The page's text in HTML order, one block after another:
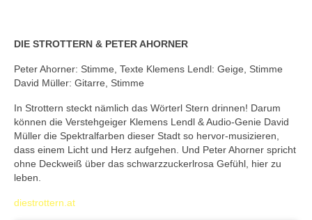
DIE STROTTERN & PETER AHORNER
Peter Ahorner: Stimme, Texte Klemens Lendl: Geige, Stimme
David Müller: Gitarre, Stimme
In Strottern steckt nämlich das Wörterl Stern drinnen! Darum
können die Verstehgeiger Klemens Lendl & Audio-Genie David
Müller die Spektralfarben dieser Stadt so hervor-musizieren,
dass einem Licht und Herz aufgehen. Und Peter Ahorner spricht
ohne Deckweiß über das schwarzzuckerlrosa Gefühl, hier zu
leben.
diestrottern.at